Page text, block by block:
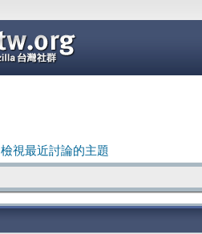
檢視最近討論的主題